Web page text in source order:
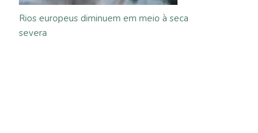
Rios europeus diminuem em meio à seca
severa